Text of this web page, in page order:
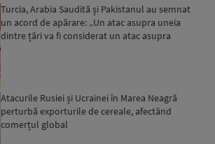
Turcia, Arabia Saudită și Pakistanul au semnat
un acord de apărare: „Un atac asupra uneia
dintre țări va fi considerat un atac asupra
Atacurile Rusiei și Ucrainei în Marea Neagră
perturbă exporturile de cereale, afectând
comerțul global